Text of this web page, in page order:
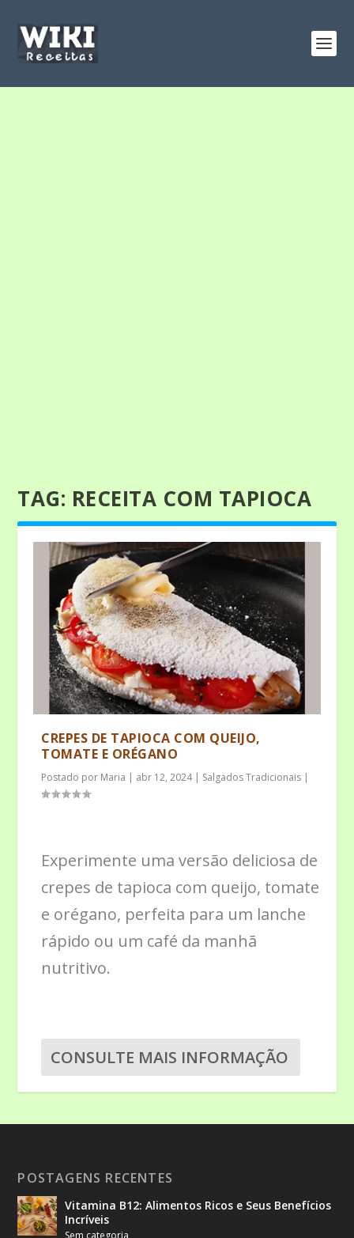
TAG: RECEITA COM TAPIOCA
CREPES DE TAPIOCA COM QUEIJO,
TOMATE E ORÉGANO
Postado por Maria | abr 12, 2024| Salgados Tradicionais |
Experimente uma versão deliciosa de
crepes de tapioca com queijo, tomate
e orégano, perfeita para um lanche
rápido ou um café da manhã
nutritivo.
CONSULTE MAIS INFORMAÇÃO
POSTAGENS RECENTES
Vitamina B12: Alimentos Ricos e Seus Benefícios
Incríveis
Sem categoria